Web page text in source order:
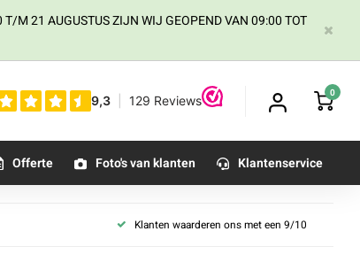
M 21 AUGUSTUS ZIJN WIJ GEOPEND VAN 09:00 TOT
0
Offerte Foto's van klanten Klantenservice
Klanten waarderen ons met een 9/10